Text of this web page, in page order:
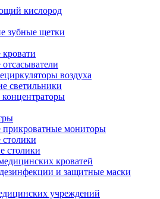
кислород
зубные щетки
воздуха
светильники
прикроватные мониторы
столики
кроватей
дезинфекции и защитные маски
учреждений